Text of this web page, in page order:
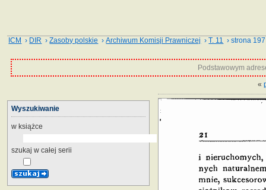
ICM › DIR ›Zasoby polskie ›Archiwum Komisji Prawniczej ›T. 11 › strona 197
Podstawowym
«
Wyszukiwanie
w książce
szukaj w całej serii